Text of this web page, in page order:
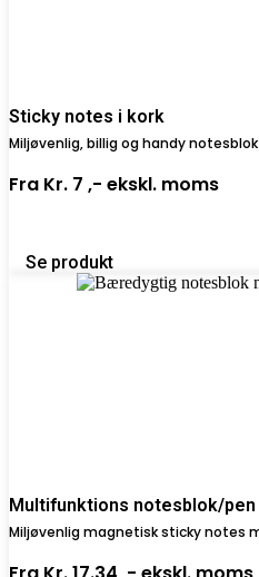
Sticky notes i kork
Miljøvenlig, billig og handy
Fra Kr. 7 ,- ekskl. moms
Se produkt
Multifunktions notesblok/
Miljøvenlig magnetisk sticky notes